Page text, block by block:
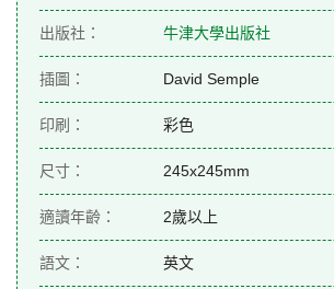
出版社： 牛津大學出版社
插圖： David Semple
印刷： 彩色
尺寸： 245x245mm
適讀年齡： 2歲以上
語文： 英文